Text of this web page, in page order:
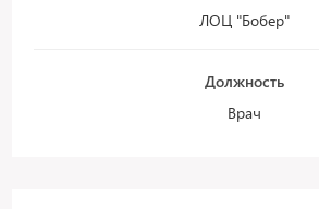
ЛОЦ "Бобер"
Должность
Врач